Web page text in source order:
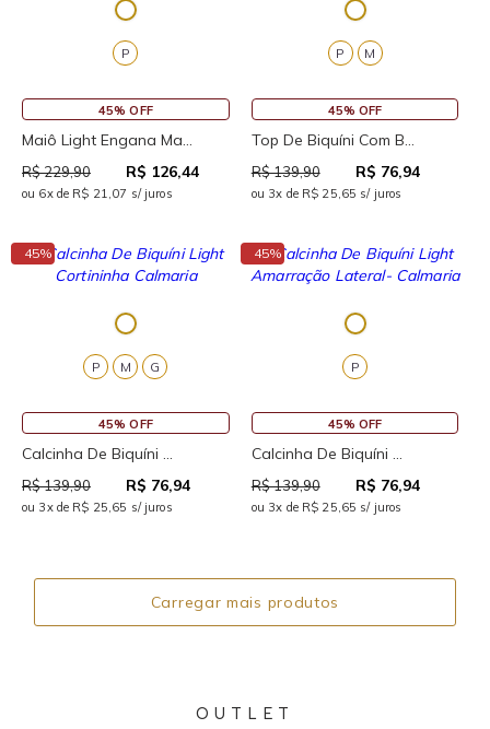
P
45% OFF
Maiô Light Engana Ma...
R$ 229,90 R$ 126,44
ou 6x de R$ 21,07 s/ juros
M
P
45% OFF
Top De Biquíni Com B...
R$ 139,90 R$ 76,94
ou 3x de R$ 25,65 s/ juros
45%
G
M
P
45% OFF
Calcinha De Biquíni ...
R$ 139,90 R$ 76,94
ou 3x de R$ 25,65 s/ juros
45%
P
45% OFF
Calcinha De Biquíni ...
R$ 139,90 R$ 76,94
ou 3x de R$ 25,65 s/ juros
Carregar mais produtos
OUTLET